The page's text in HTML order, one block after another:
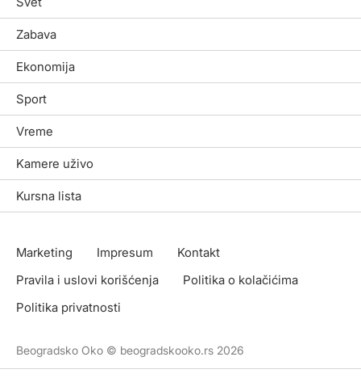
Zabava
Ekonomija
Sport
Vreme
Kamere uživo
Kursna lista
Marketing Impresum
Kontakt
Pravila i uslovi korišćenja
Politika o kolačićima
Politika privatnosti
Beogradsko Oko © beogradskooko.rs 2026